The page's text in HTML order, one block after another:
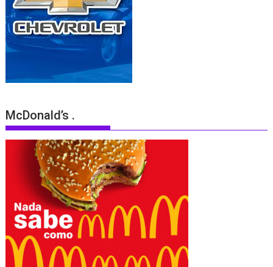
McDonald’s .